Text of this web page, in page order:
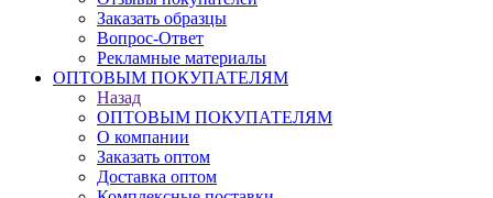
Заказать образцы
Вопрос-Ответ
Рекламные материалы
ОПТОВЫМ ПОКУПАТЕЛЯМ
Назад
ОПТОВЫМ ПОКУПАТЕЛЯМ
О компании
Заказать оптом
Доставка оптом